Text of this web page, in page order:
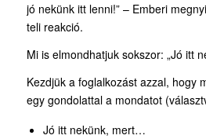
jó nekünk itt lenni!” – Emberi
teli reakció.
Mi is elmondhatjuk sokszor: „Jó itt
Kezdjük a foglalkozást azzal, hogy
egy gondolattal a mondatot
Jó itt nekünk, mert…